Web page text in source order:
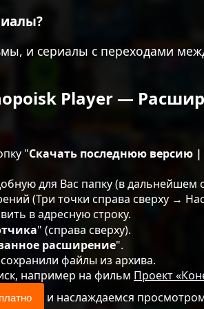
и сериалы с переходами
Player —
"Скачать последнюю версию |
для Вас папку (в дальнейшем
(Три точки справа сверху →
в адресную строку.
" (справа сверху).
расширение".
файлы из архива.
например на фильм Проект
и наслаждаемся